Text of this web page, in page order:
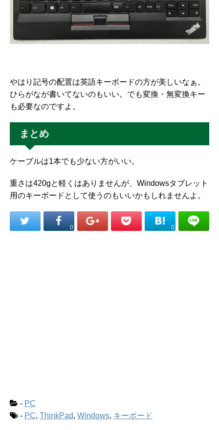
やはり記号の配置は英語キーボードの方が美しいなぁ。
ひらがなが書いてないのもいい。でも変換・無変換キー
も必要なのですよ。
まとめ
ケーブルは1本でも少ない方がいい。
重さは420gと軽くはありませんが、Windowsタブレット
用のキーボードとして使うのもいいかもしれませんよ。
0 0
- PC
- PC, ThinkPad, Windows, キーボード